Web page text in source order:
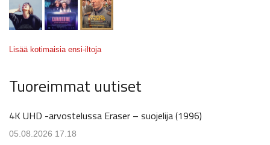
Lisää kotimaisia ensi-iltoja
Tuoreimmat uutiset
4K UHD -arvostelussa Eraser – suojelija (1996)
05.08.2026 17.18